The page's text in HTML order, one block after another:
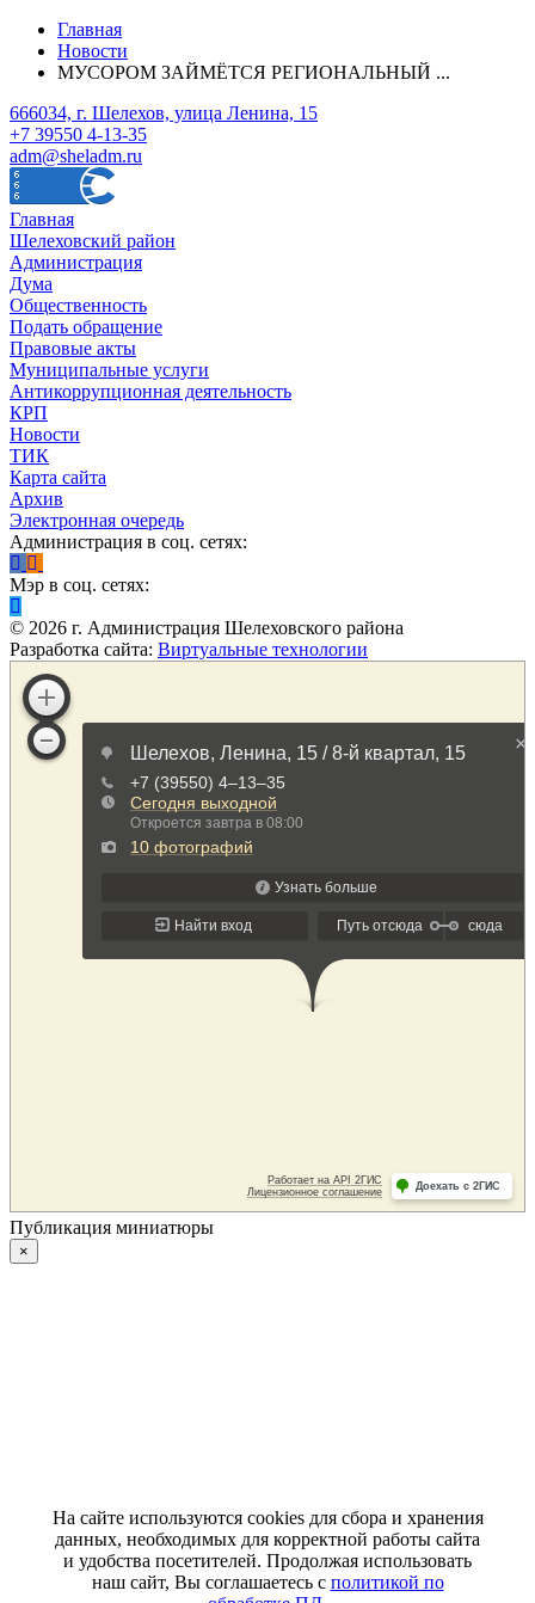
Главная
Новости
МУСОРОМ ЗАЙМЁТСЯ РЕГИОНАЛЬНЫЙ ...
666034, г. Шелехов, улица Ленина, 15
+7 39550 4-13-35
adm@sheladm.ru
Главная
Шелеховский район
Администрация
Дума
Общественность
Подать обращение
Правовые акты
Муниципальные услуги
Антикоррупционная деятельность
КРП
Новости
ТИК
Карта сайта
Архив
Электронная очередь
Администрация в соц. сетях:
Мэр в соц. сетях:
© 2026 г. Администрация Шелеховского района
Разработка сайта: Виртуальные технологии
Публикация миниатюры
×
На сайте используются cookies для сбора и хранения
данных, необходимых для корректной работы сайта
и удобства посетителей. Продолжая использовать
наш сайт, Вы соглашаетесь с политикой по